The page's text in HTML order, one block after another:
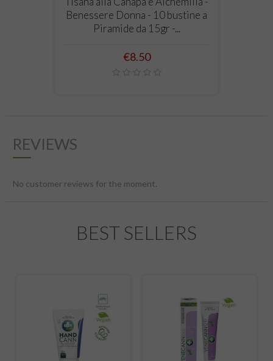
Benessere Donna - 10 bustine a
Piramide da 15gr -...
Price
€8.50
REVIEWS
No customer reviews for the moment.
BEST SELLERS